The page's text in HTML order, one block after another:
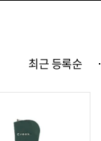
최근 등록순